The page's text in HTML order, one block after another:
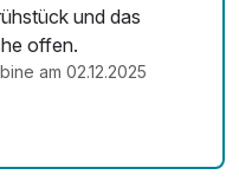
und das
offen.
am 02.12.2025